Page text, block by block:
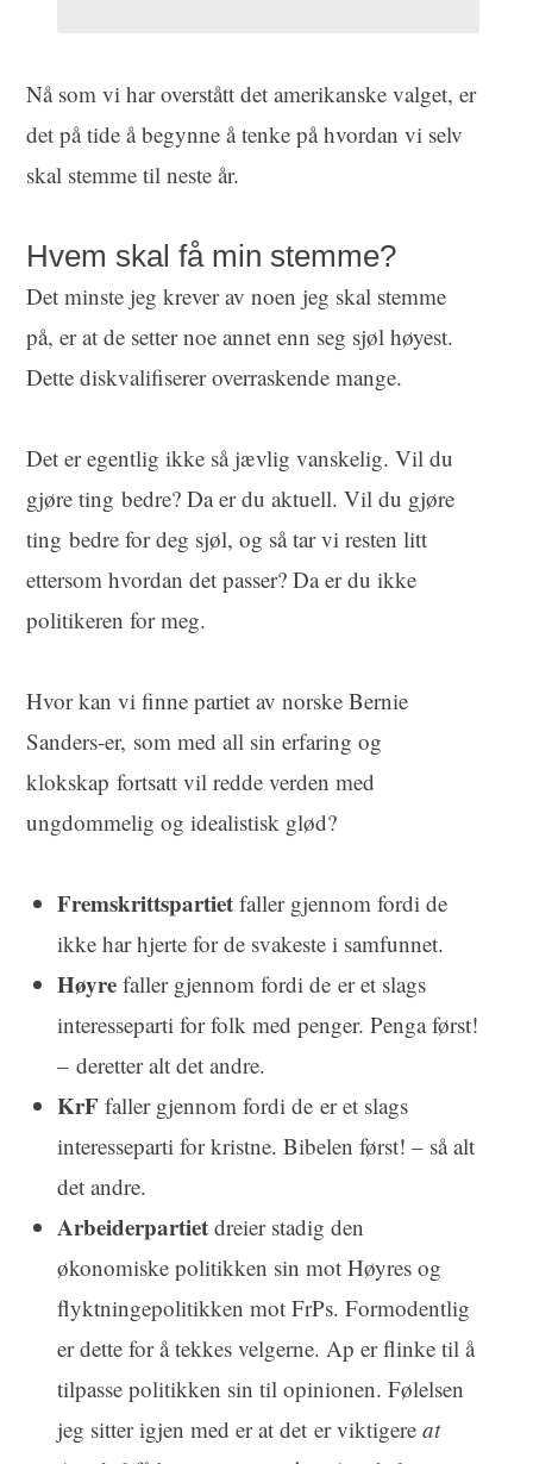
Nå som vi har overstått det amerikanske valget, er
det på tide å begynne å tenke på hvordan vi selv
skal stemme til neste år.
Hvem skal få min stemme?
Det minste jeg krever av noen jeg skal stemme
på, er at de setter noe annet enn seg sjøl høyest.
Dette diskvalifiserer overraskende mange.
Det er egentlig ikke så jævlig vanskelig. Vil du
gjøre ting bedre? Da er du aktuell. Vil du gjøre
ting bedre for deg sjøl, og så tar vi resten litt
ettersom hvordan det passer? Da er du ikke
politikeren for meg.
Hvor kan vi finne partiet av norske Bernie
Sanders-er, som med all sin erfaring og
klokskap fortsatt vil redde verden med
ungdommelig og idealistisk glød?
Fremskrittspartietfaller gjennom fordi de
ikke har hjerte for de svakeste i samfunnet.
Høyrefaller gjennom fordi de er et slags
interesseparti for folk med penger. Penga først!
– deretter alt det andre.
KrF faller gjennom fordi de er et slags
interesseparti for kristne. Bibelen først! – så alt
det andre.
Arbeiderpartietdreier stadig den
økonomiske politikken sin mot Høyres og
flyktningepolitikken mot FrPs. Formodentlig
er dette for å tekkes velgerne. Ap er flinke til å
tilpasse politikken sin til opinionen. Følelsen
jeg sitter igjen med er at det er viktigere at